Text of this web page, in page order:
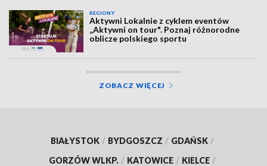
REGIONY
Aktywni Lokalnie z cyklem eventów
„Aktywni on tour". Poznaj różnorodne
oblicze polskiego sportu
ZOBACZ WIĘCEJ
BIAŁYSTOK / BYDGOSZCZ / GDAŃSK /
GORZÓW WLKP. / KATOWICE / KIELCE /